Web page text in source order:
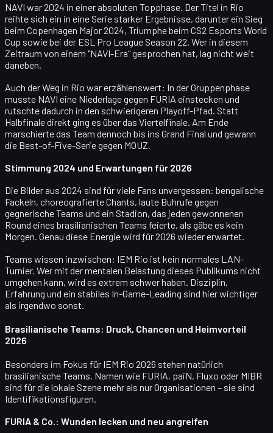
NAVI war 2024 in einer absoluten Topphase. Der Titel in Rio
reihte sich ein in eine Serie starker Ergebnisse, darunter ein Sieg
beim Copenhagen Major 2024, Triumphe beim CS2 Esports World
Cup sowie bei der ESL Pro League Season 22. Wer in diesem
Zeitraum von einem "NAVI-Era" gesprochen hat, lag nicht weit
daneben.
Auch der Weg in Rio war erzählenswert: In der Gruppenphase
musste NAVI eine Niederlage gegen FURIA einstecken und
rutschte dadurch in den schwierigeren Playoff-Pfad. Statt
Halbfinale direkt ging es über das Viertelfinale. Am Ende
marschierte das Team dennoch bis ins Grand Final und gewann
die Best-of-Five-Serie gegen MOUZ.
Stimmung 2024 und Erwartungen für 2026
Die Bilder aus 2024 sind für viele Fans unvergessen: bengalische
Fackeln, choreografierte Chants, laute Buhrufe gegen
gegnerische Teams und ein Stadion, das jeden gewonnenen
Round eines brasilianischen Teams feierte, als gäbe es kein
Morgen. Genau diese Energie wird für 2026 wieder erwartet.
Teams wissen inzwischen: IEM Rio ist kein normales LAN-
Turnier. Wer mit der mentalen Belastung dieses Publikums nicht
umgehen kann, wird es extrem schwer haben. Disziplin,
Erfahrung und ein stabiles In-Game-Leading sind hier wichtiger
als irgendwo sonst.
Brasilianische Teams: Druck, Chancen und Heimvorteil
2026
Besonders im Fokus für IEM Rio 2026 stehen natürlich
brasilianische Teams. Namen wie FURIA, paiN, Fluxo oder MIBR
sind für die lokale Szene mehr als nur Organisationen – sie sind
Identifikationsfiguren.
FURIA & Co.: Wunden lecken und neu angreifen